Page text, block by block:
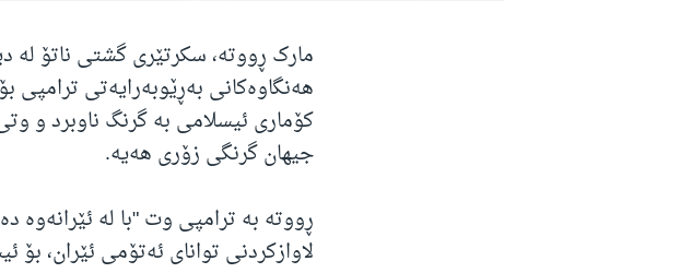
مارک ڕووتە، سکرتێری گشتی ناتۆ لە
هەنگاوەکانی بەڕێوبەرایەتی ترامپی
کۆماری ئیسلامی بە گرنگ ناوبرد و
جیهان گرنگی زۆری هەیە.
ڕووتە بە ترامپی وت "با لە ئێرانەوە
لاوازکردنی توانای ئەتۆمی ئێران، بۆ